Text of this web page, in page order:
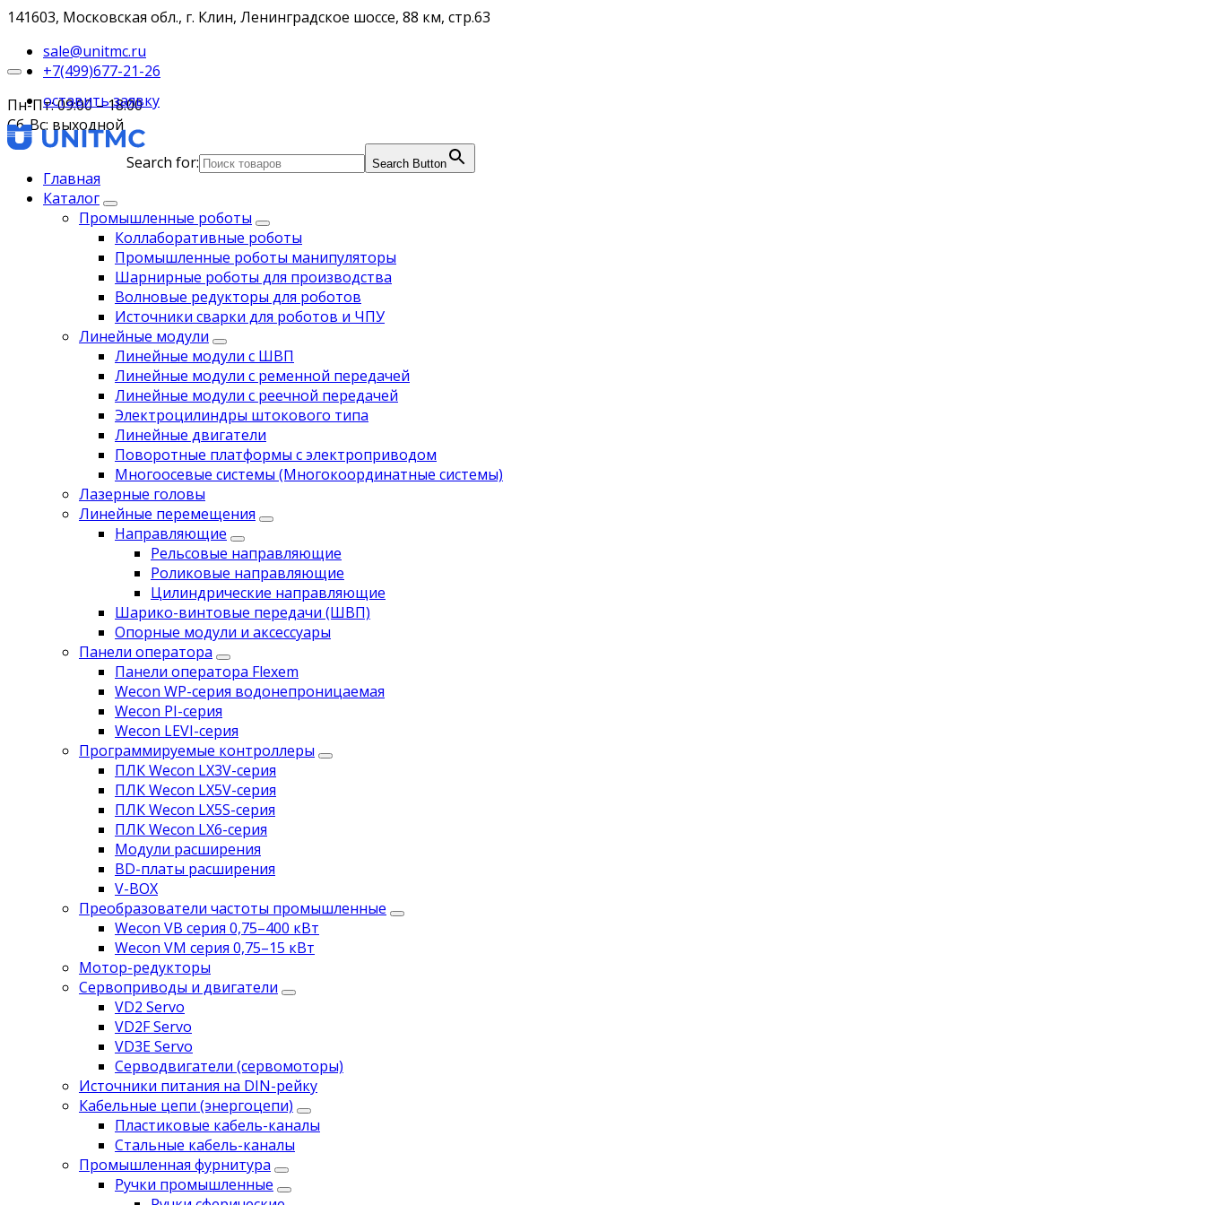
141603, Московская обл., г. Клин, Ленинградское шоссе, 88 км, стр.63
sale@unitmc.ru
+7(499)677-21-26
Пн-Пт: 09:00 – 18:00
Сб-Вс: выходной
Search for:
Search Button
оставить заявку
Главная
Каталог
Промышленные роботы
Коллаборативные роботы
Промышленные роботы манипуляторы
Шарнирные роботы для производства
Волновые редукторы для роботов
Источники сварки для роботов и ЧПУ
Линейные модули
Линейные модули с ШВП
Линейные модули с ременной передачей
Линейные модули с реечной передачей
Электроцилиндры штокового типа
Линейные двигатели
Поворотные платформы с электроприводом
Многоосевые системы (Многокоординатные системы)
Лазерные головы
Линейные перемещения
Направляющие
Рельсовые направляющие
Роликовые направляющие
Цилиндрические направляющие
Шарико-винтовые передачи (ШВП)
Опорные модули и аксессуары
Панели оператора
Панели оператора Flexem
Wecon WP-серия водонепроницаемая
Wecon PI-серия
Wecon LEVI-серия
Программируемые контроллеры
ПЛК Wecon LX3V-серия
ПЛК Wecon LX5V-серия
ПЛК Wecon LX5S-серия
ПЛК Wecon LX6-серия
Модули расширения
BD-платы расширения
V-BOX
Преобразователи частоты промышленные
Wecon VB серия 0,75–400 кВт
Wecon VM серия 0,75–15 кВт
Мотор-редукторы
Сервоприводы и двигатели
VD2 Servo
VD2F Servo
VD3E Servo
Серводвигатели (сервомоторы)
Источники питания на DIN-рейку
Кабельные цепи (энергоцепи)
Пластиковые кабель-каналы
Стальные кабель-каналы
Промышленная фурнитура
Ручки промышленные